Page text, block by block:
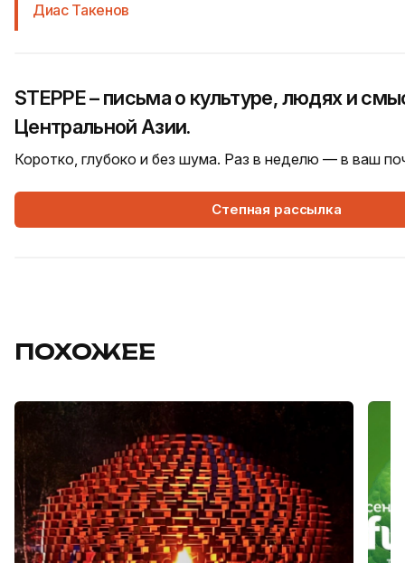
Диас Такенов
STEPPE – письма о культуре, людях и
Центральной Азии.
Коротко, глубоко и без шума. Раз в неделю — в ваш
Степная рассылка
ПОХОЖЕЕ